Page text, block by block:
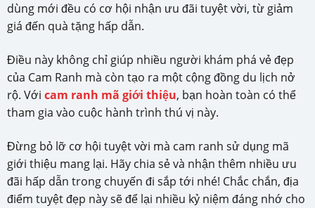
dùng mới đều có cơ hội nhận ưu đãi tuyệt vời, từ giảm
giá đến quà tặng hấp dẫn.
Điều này không chỉ giúp nhiều người khám phá vẻ đẹp
của Cam Ranh mà còn tạo ra một cộng đồng du lịch nở
rộ. Với cam ranh mã giới thiệu, bạn hoàn toàn có thể
tham gia vào cuộc hành trình thú vị này.
Đừng bỏ lỡ cơ hội tuyệt vời mà cam ranh sử dụng mã
giới thiệu mang lại. Hãy chia sẻ và nhận thêm nhiều ưu
đãi hấp dẫn trong chuyến đi sắp tới nhé! Chắc chắn, địa
điểm tuyệt đẹp này sẽ để lại nhiều kỷ niệm đáng nhớ cho